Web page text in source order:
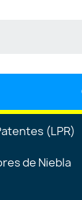
(LPR)
de Niebla